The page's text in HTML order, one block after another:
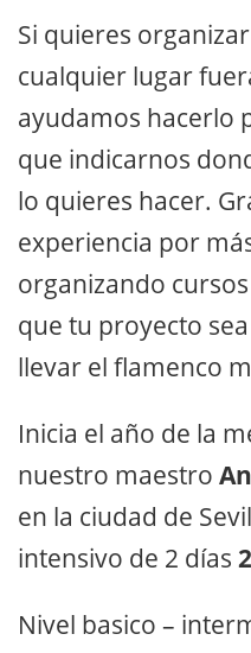
Si quieres
cualquier lugar
ayudamos hacerlo
que indicarnos
lo quieres hacer.
experiencia por
organizando
que tu proyecto
llevar el flamenco
Inicia el año de la
nuestro maestro
en la ciudad de
intensivo de 2 días
Nivel basico –